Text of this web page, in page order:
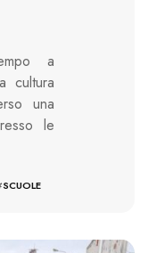
a
cultura
una
le
SCUOLE